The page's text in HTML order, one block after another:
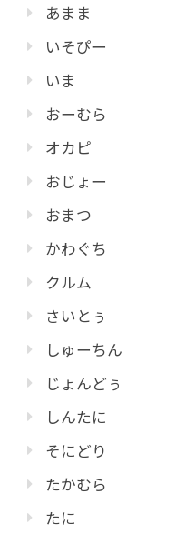
あまま
いそぴー
いま
おーむら
オカピ
おじょー
おまつ
かわぐち
クルム
さいとぅ
しゅーちん
じょんどぅ
しんたに
そにどり
たかむら
たに